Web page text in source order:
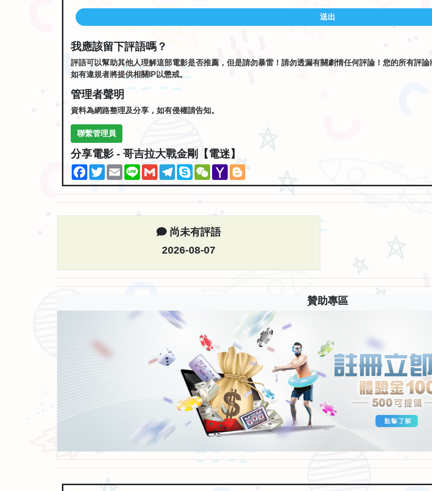
送出
我應該留下評語嗎？
評語可以幫助其他人理解這部電影是否推薦，但是請勿暴雷！請勿透漏有關劇情任何評論！您的所有評
如有違規者將提供相關IP以懲戒。
管理者聲明
資料為網路整理及分享，如有侵權請告知。
聯繫管理員
分享電影 - 哥吉拉大戰金剛【電迷】
Facebook
TwitterEmailLine GmailTelegramSkypeWeChatYahoo
Mail
Blogger
尚未有評語
2026-08-07
贊助專區
哥吉拉大戰金剛導演介紹
亞當溫高德(AdamWingard)